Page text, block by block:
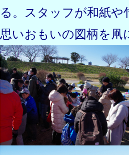
る。スタッフが和紙
思いおもいの図柄を凧